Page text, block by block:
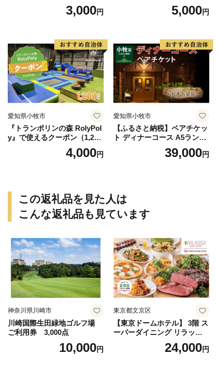
3,000円 5,000円
愛知県小牧市
『トランポリンの森 RolyPol
y』で使えるクーポン（1,200
4,000円
愛知県小牧市
【ふるさと納税】ペアチケッ
ト ディナーコース A5ランク
飛騨牛 コース 記念日 お誕生
日 特別な日 完全個室 ノンア
県 小牧市 送料無料
39,000円
この返礼品を見た人は
こんな返礼品も見ています
神奈川県川崎市
川崎国際生田緑地ゴルフ場
ご利用券 3,000点
10,000円
東京都文京区
【東京ドームホテル】 3階 ス
ーパーダイニング リラッサ
ランチブッフェ お食事券 大
人1名様分 関東 東京 ご利用
24,000円